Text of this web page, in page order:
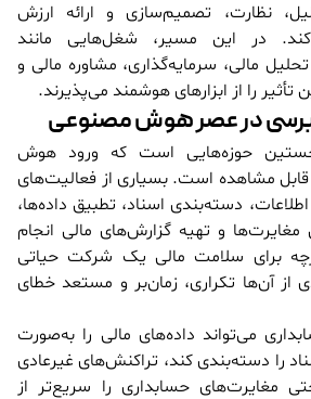
نظارت، تصمیم‌سازی و ارائه ارزش
در این مسیر، شغل‌هایی مانند
مالی، سرمایه‌گذاری، مشاوره مالی و
را از ابزارهای هوشمند می‌پذیرند.
در عصر هوش مصنوعی
حوزه‌هایی است که ورود هوش
مشاهده است. بسیاری از فعالیت‌های
دسته‌بندی اسناد، تطبیق داده‌ها،
مغایرت‌ها و تهیه گزارش‌های مالی انجام
برای سلامت مالی یک شرکت حیاتی
از آن‌ها تکراری، زمان‌بر و مستعد خطای
می‌تواند داده‌های مالی را به‌صورت
را دسته‌بندی کند، تراکنش‌های غیرعادی
حسابداری را سریع‌تر از